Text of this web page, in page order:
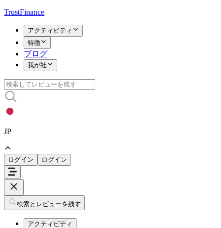
TrustFinance
アクティビティ
特徴
ブログ
我が社
JP
ログイン ログイン
検索とレビューを残す
アクティビティ